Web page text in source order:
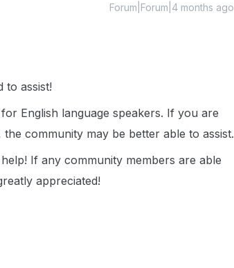
Forum|Forum|4 months ago
to assist!
English language speakers. If you are
community may be better able to assist.
If any community members are able
appreciated!